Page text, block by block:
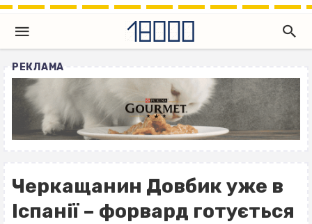
РЕКЛАМА
Черкащанин Довбик уже в
Іспанії – форвард готується